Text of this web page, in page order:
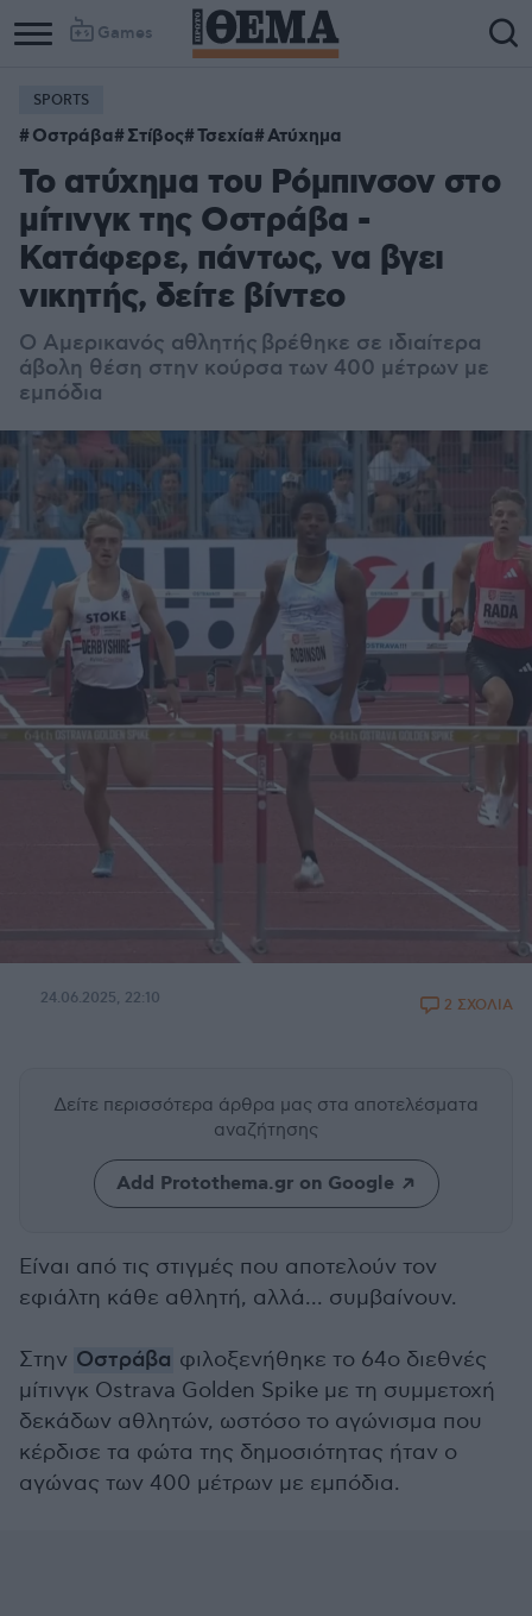
Games
SPORTS
Οστράβα Στίβος Τσεχία Ατύχημα
Το ατύχημα του Ρόμπινσον στο
μίτινγκ της Οστράβα -
Κατάφερε, πάντως, να βγει
νικητής, δείτε βίντεο
Ο Αμερικανός αθλητής βρέθηκε σε ιδιαίτερα
άβολη θέση στην κούρσα των 400 μέτρων με
εμπόδια
24.06.2025, 22:10 2 ΣΧΟΛΙΑ
Δείτε περισσότερα άρθρα μας στα αποτελέσματα
αναζήτησης
Add Protothema.gr on Google
Είναι από τις στιγμές που αποτελούν τον
εφιάλτη κάθε αθλητή, αλλά... συμβαίνουν.
Στην Οστράβα φιλοξενήθηκε το 64ο διεθνές
μίτινγκ Ostrava Golden Spike με τη συμμετοχή
δεκάδων αθλητών, ωστόσο το αγώνισμα που
κέρδισε τα φώτα της δημοσιότητας ήταν ο
αγώνας των 400 μέτρων με εμπόδια.